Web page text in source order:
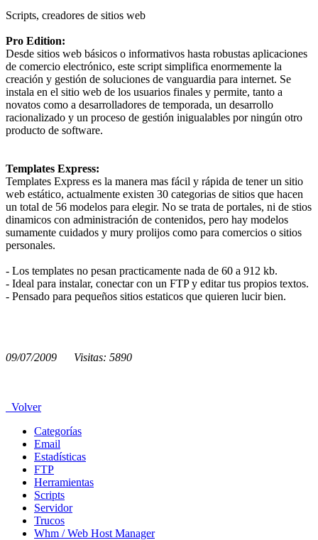
Scripts, creadores de sitios web
Pro Edition:
Desde sitios web básicos o informativos hasta robustas aplicaciones
de comercio electrónico, este script simplifica enormemente la
creación y gestión de soluciones de vanguardia para internet. Se
instala en el sitio web de los usuarios finales y permite, tanto a
novatos como a desarrolladores de temporada, un desarrollo
racionalizado y un proceso de gestión inigualables por ningún otro
producto de software.
Templates Express:
Templates Express es la manera mas fácil y rápida de tener un sitio
web estático, actualmente existen 30 categorias de sitios que hacen
un total de 56 modelos para elegir. No se trata de portales, ni de stios
dinamicos con administración de contenidos, pero hay modelos
sumamente cuidados y mury prolijos como para comercios o sitios
personales.
- Los templates no pesan practicamente nada de 60 a 912 kb.
- Ideal para instalar, conectar con un FTP y editar tus propios textos.
- Pensado para pequeños sitios estaticos que quieren lucir bien.
09/07/2009 Visitas: 5890
Volver
Categorías
Email
Estadísticas
FTP
Herramientas
Scripts
Servidor
Trucos
Whm / Web Host Manager